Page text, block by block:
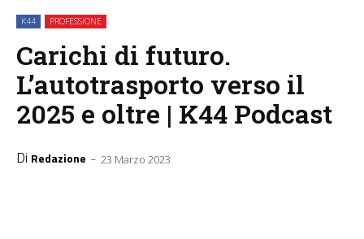
K44 PROFESSIONE
Carichi di futuro.
L’autotrasporto verso il
2025 e oltre | K44 Podcast
Di Redazione - 23 Marzo 2023